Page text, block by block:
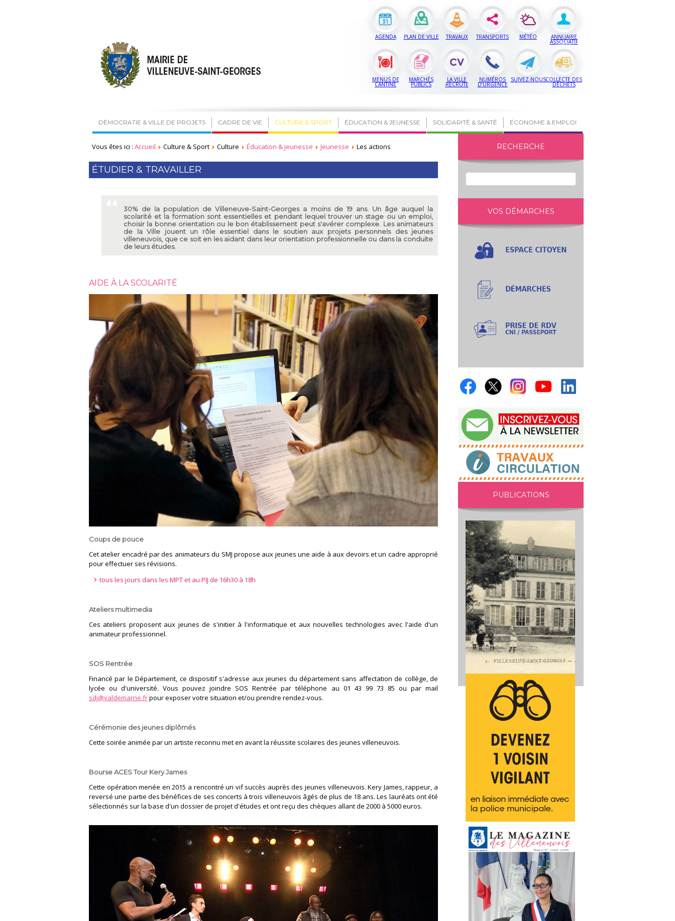
AGENDA PLAN DE VILLE TRAVAUX TRANSPORTS MÉTÉO ANNUAIRE
ASSOCIATIF
MENUS DE
CANTINE
MARCHÉS
PUBLICS
LA VILLE
RECRUTE
NUMÉROS
D’URGENCE
SUIVEZ-NOUSCOLLECTE DES
DÉCHETS
DÉMOCRATIE & VILLE DE PROJETS CADRE DE VIE CULTURE & SPORT ÉDUCATION & JEUNESSE SOLIDARITÉ & SANTÉ ÉCONOMIE & EMPLOI
Vous êtes ici : Accueil Culture & Sport Culture Éducation & jeunesse Jeunesse Les actions
ÉTUDIER & TRAVAILLER
30% de la population de Villeneuve-Saint-Georges a moins de 19 ans. Un âge auquel la
scolarité et la formation sont essentielles et pendant lequel trouver un stage ou un emploi,
choisir la bonne orientation ou le bon établissement peut s'avérer complexe. Les animateurs
de la Ville jouent un rôle essentiel dans le soutien aux projets personnels des jeunes
villeneuvois, que ce soit en les aidant dans leur orientation professionnelle ou dans la conduite
de leurs études.
AIDE À LA SCOLARITÉ
Coups de pouce
Cet atelier encadré par des animateurs du SMJ propose aux jeunes une aide à aux devoirs et un cadre approprié
pour effectuer ses révisions.
tous les jours dans les MPT et au PIJ de 16h30 à 18h
Ateliers multimedia
Ces ateliers proposent aux jeunes de s'initier à l'informatique et aux nouvelles technologies avec l'aide d'un
animateur professionnel.
SOS Rentrée
Financé par le Département, ce dispositif s'adresse aux jeunes du département sans affectation de collège, de
lycée ou d'université. Vous pouvez joindre SOS Rentrée par téléphone au 01 43 99 73 85 ou par mail
sdj@valdemarne.frpour exposer votre situation et/ou prendre rendez-vous.
Cérémonie des jeunes diplômés
Cette soirée animée par un artiste reconnu met en avant la réussite scolaires des jeunes villeneuvois.
Bourse ACES Tour Kery James
Cette opération menée en 2015 a rencontré un vif succès auprès des jeunes villeneuvois. Kery James, rappeur, a
reversé une partie des bénéfices de ses concerts à trois villeneuvois âgés de plus de 18 ans. Les lauréats ont été
sélectionnés sur la base d'un dossier de projet d'études et ont reçu des chèques allant de 2000 à 5000 euros.
RECHERCHE
VOS DÉMARCHES
PUBLICATIONS